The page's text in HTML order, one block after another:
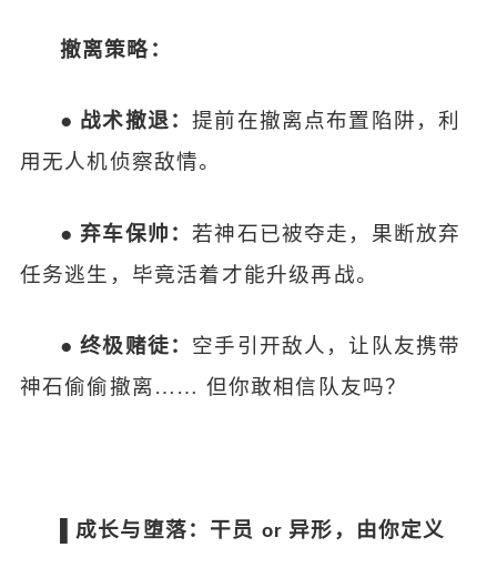
撤离策略：
● 战术撤退：提前在撤离点布置陷阱，利
用无人机侦察敌情。
● 弃车保帅： 若神石已被夺走，果断放弃
任务逃生，毕竟活着才能升级再战。
● 终极赌徒： 空手引开敌人，让队友携带
神石偷偷撤离…… 但你敢相信队友吗？
▌成长与堕落：干员 or 异形，由你定义